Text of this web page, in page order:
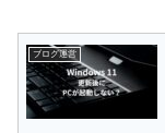
ブログ運営